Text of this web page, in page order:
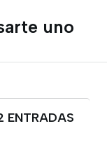
uno
ENTRADAS